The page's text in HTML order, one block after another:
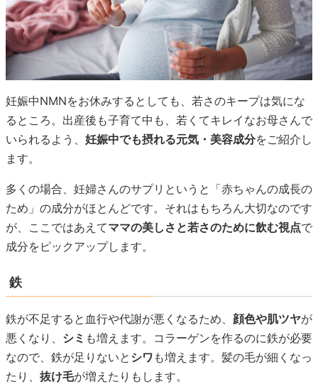
妊娠中NMNをお休みするとしても、若さのキープは気にな
るところ。出産後も子育て中も、若くてキレイなお母さんで
いられるよう、 妊娠中でも摂れる元気・美容成分をご紹介し
ます。
多くの場合、妊婦さんのサプリというと「赤ちゃんの成長の
ため」の成分がほとんどです。それはもちろん大切なのです
が、ここではあえてママの美しさと若さのために飲む視点で
成分をピックアップします。
鉄
鉄が不足すると血行や代謝が悪くなるため、 顔色や肌ツヤが
悪くなり、 シミ も増えます。コラーゲンを作るのに鉄が必要
なので、鉄が足りないと シワ も増えます。髪の毛が細くなっ
たり、 抜け毛が増えたりもします。